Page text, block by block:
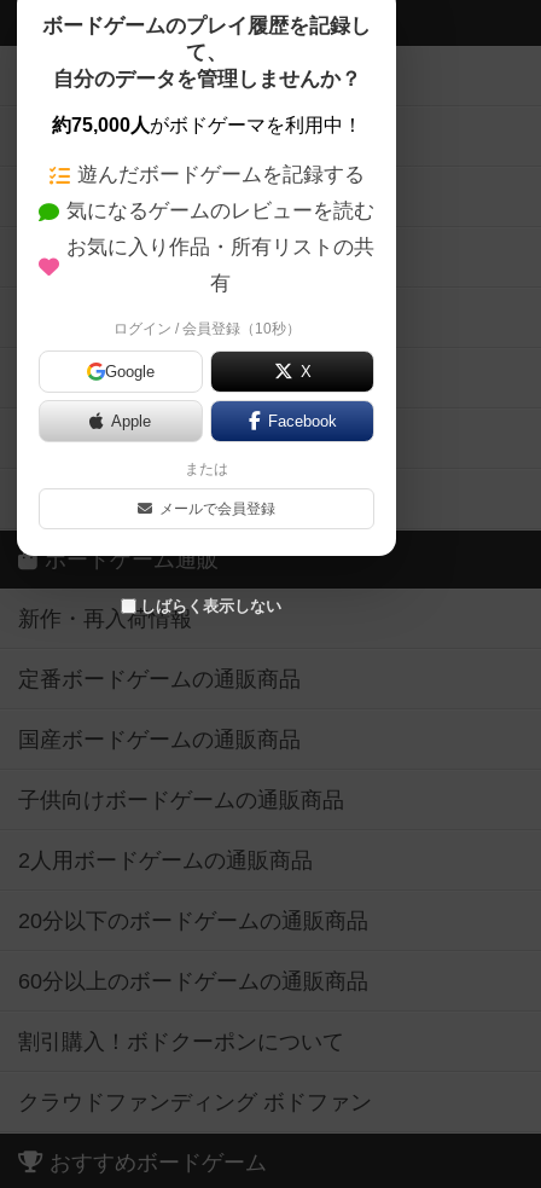
ボードゲームのプレイ履歴を記録し
て、
自分のデータを管理しませんか？
約75,000人がボドゲーマを利用中！
遊んだボードゲームを記録する
気になるゲームのレビューを読む
お気に入り作品・所有リストの共
有
ログイン / 会員登録（10秒）
Google X
Apple Facebook
または
メールで会員登録
しばらく表示しない
ボドゲーマTOP
ボードゲームを検索する
ボードゲームの新着レビュー
ボードゲーム会情報
メカニクス特集
掲示板・トピックス
ボドとも・会員一覧
ボードゲーム業界コラム
ボドゲーマご利用案内
ボードゲーム通販
新作・再入荷情報
定番ボードゲームの通販商品
国産ボードゲームの通販商品
子供向けボードゲームの通販商品
2人用ボードゲームの通販商品
20分以下のボードゲームの通販商品
60分以上のボードゲームの通販商品
割引購入！ボドクーポンについて
クラウドファンディング ボドファン
おすすめボードゲーム